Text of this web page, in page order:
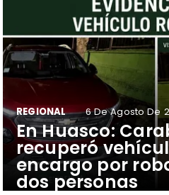
​En Huasco:
recuperó
encargo por
dos personas
REGIONAL 6 De Agosto De